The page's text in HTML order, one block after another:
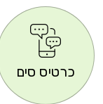
כרטיס סים